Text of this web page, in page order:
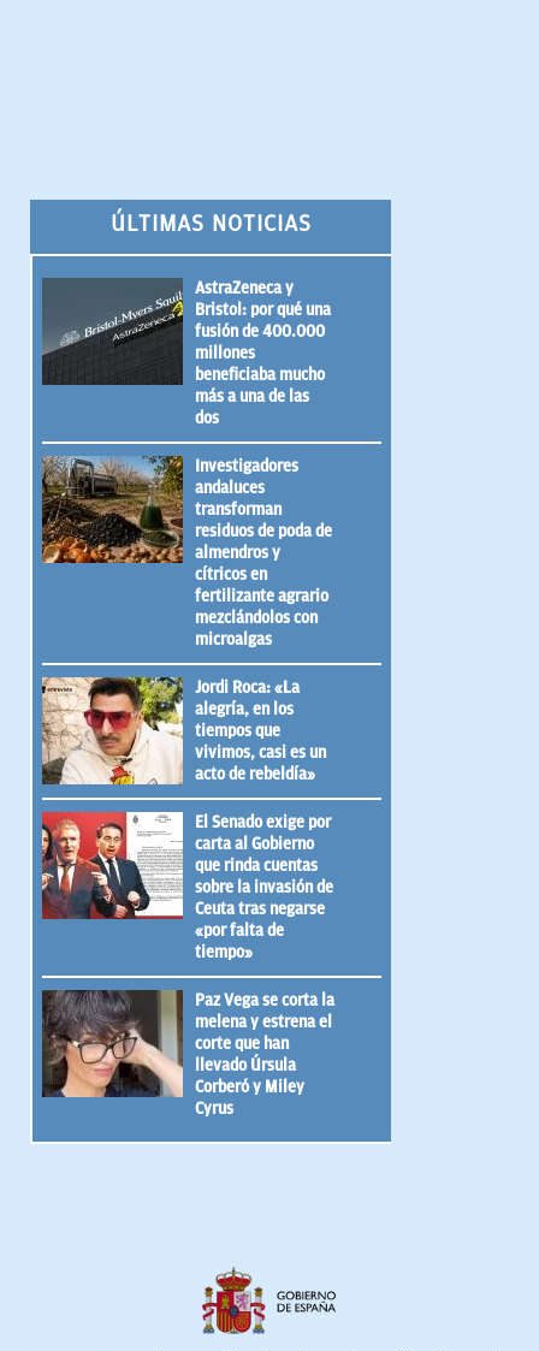
ÚLTIMAS NOTICIAS
AstraZeneca y
Bristol: por qué una
fusión de 400.000
millones
beneficiaba mucho
más a una de las
dos
Investigadores
andaluces
transforman
residuos de poda de
almendros y
cítricos en
fertilizante agrario
mezclándolos con
microalgas
Jordi Roca: «La
alegría, en los
tiempos que
vivimos, casi es un
acto de rebeldía»
El Senado exige por
carta al Gobierno
que rinda cuentas
sobre la invasión de
Ceuta tras negarse
«por falta de
tiempo»
Paz Vega se corta la
melena y estrena el
corte que han
llevado Úrsula
Corberó y Miley
Cyrus